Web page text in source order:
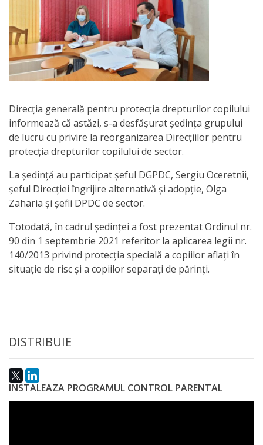
Planuri
de
activitate
Parteneriate
Proiecte
Rapoarte
activitate
Achiziții
publice
participare
de
Direcția generală pentru protecția drepturilor copilului
informează că astăzi, s-a desfășurat ședința grupului
de lucru cu privire la reorganizarea Direcțiilor pentru
protecția drepturilor copilului de sector.
La ședință au participat șeful DGPDC, Sergiu Oceretnîi,
șeful Direcției îngrijire alternativă și adopție, Olga
Zaharia și șefii DPDC de sector.
Totodată, în cadrul ședinței a fost prezentat Ordinul nr.
90 din 1 septembrie 2021 referitor la aplicarea legii nr.
140/2013 privind protecția specială a copiilor aflați în
situație de risc și a copiilor separați de părinți.
DISTRIBUIE
INSTALEAZA PROGRAMUL CONTROL PARENTAL